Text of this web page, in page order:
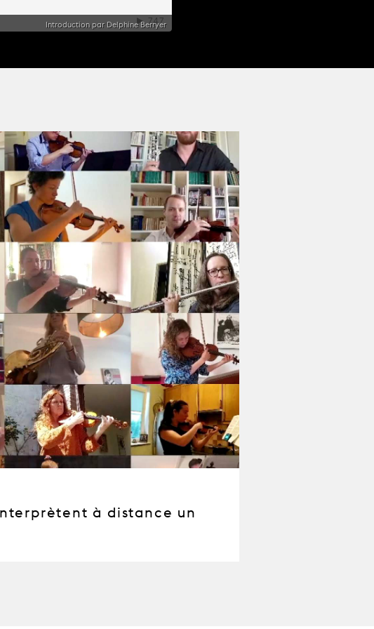
Introduction par Delphine Berryer
à distance un